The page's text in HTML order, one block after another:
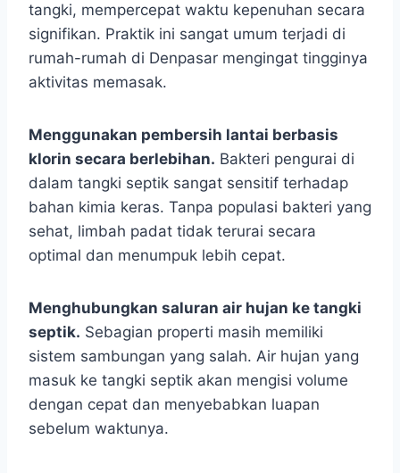
tangki, mempercepat waktu kepenuhan secara
signifikan. Praktik ini sangat umum terjadi di
rumah-rumah di Denpasar mengingat tingginya
aktivitas memasak.
Menggunakan pembersih lantai berbasis
klorin secara berlebihan. Bakteri pengurai di
dalam tangki septik sangat sensitif terhadap
bahan kimia keras. Tanpa populasi bakteri yang
sehat, limbah padat tidak terurai secara
optimal dan menumpuk lebih cepat.
Menghubungkan saluran air hujan ke tangki
septik. Sebagian properti masih memiliki
sistem sambungan yang salah. Air hujan yang
masuk ke tangki septik akan mengisi volume
dengan cepat dan menyebabkan luapan
sebelum waktunya.